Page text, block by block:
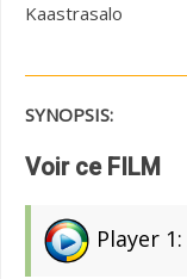
Kaastrasalo
SYNOPSIS:
Voir ce FILM
Player 1: